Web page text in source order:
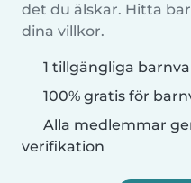
det du älskar. Hitta
dina villkor.
1 tillgängliga
100% gratis för
Alla medlemmar
verifikation